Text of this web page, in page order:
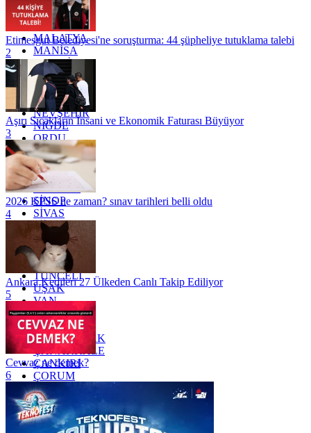
KÜTAHYA
KİLİS
MALATYA
MANİSA
MARDİN
MERSİN
MUĞLA
MUŞ
NEVŞEHİR
NİĞDE
ORDU
OSMANİYE
RİZE
SAKARYA
SAMSUN
SİNOP
SİVAS
SİİRT
TEKİRDAĞ
TOKAT
TRABZON
TUNCELİ
UŞAK
VAN
YALOVA
YOZGAT
ZONGULDAK
ÇANAKKALE
ÇANKIRI
ÇORUM
İSTANBUL
İZMİR
ŞANLIURFA
ŞIRNAK
Etimesgut Belediyesi'ne soruşturma: 44 şüpheliye tutuklama talebi
2
Aşırı Sıcakların İnsani ve Ekonomik Faturası Büyüyor
3
2026 KPSS ne zaman? sınav tarihleri belli oldu
4
Ankara Kedileri 27 Ülkeden Canlı Takip Ediliyor
5
Cevvaz ne demek?
6